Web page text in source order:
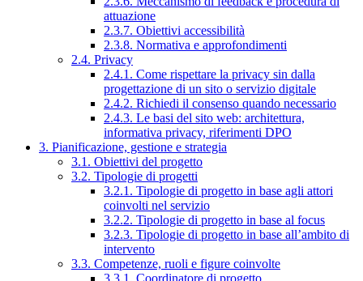
attuazione
2.3.7. Obiettivi accessibilità
2.3.8. Normativa e approfondimenti
2.4. Privacy
2.4.1. Come rispettare la privacy sin dalla
progettazione di un sito o servizio digitale
2.4.2. Richiedi il consenso quando necessario
2.4.3. Le basi del sito web: architettura,
informativa privacy, riferimenti DPO
3. Pianificazione, gestione e strategia
3.1. Obiettivi del progetto
3.2. Tipologie di progetti
3.2.1. Tipologie di progetto in base agli attori
coinvolti nel servizio
3.2.2. Tipologie di progetto in base al focus
3.2.3. Tipologie di progetto in base all’ambito di
intervento
3.3. Competenze, ruoli e figure coinvolte
3.3.1. Coordinatore di progetto